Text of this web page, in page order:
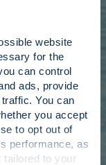
website
for the
can control
ads, provide
You can
you accept
to opt out of
performance, as
tailored to your
im
fördert das
globales